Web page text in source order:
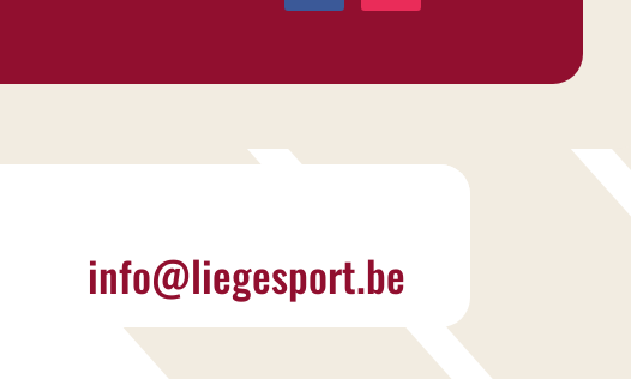
info@liegesport.be